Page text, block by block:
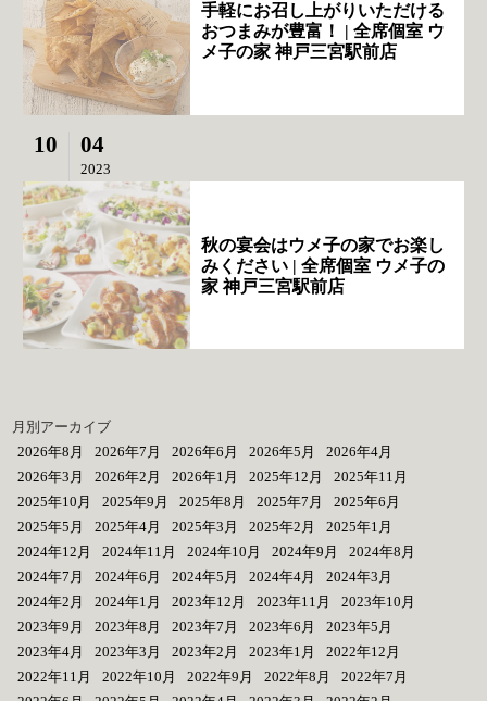
手軽にお召し上がりいただける
おつまみが豊富！ | 全席個室 ウ
メ子の家 神戸三宮駅前店
10 04
2023
秋の宴会はウメ子の家でお楽し
みください | 全席個室 ウメ子の
家 神戸三宮駅前店
月別アーカイブ
2026年8月
2026年7月 2026年6月 2026年5月
2026年4月
2026年3月
2026年2月 2026年1月 2025年12月
2025年11月
2025年10月
2025年9月 2025年8月 2025年7月
2025年6月
2025年5月
2025年4月 2025年3月 2025年2月
2025年1月
2024年12月
2024年11月 2024年10月 2024年9月
2024年8月
2024年7月
2024年6月 2024年5月 2024年4月
2024年3月
2024年2月
2024年1月 2023年12月 2023年11月
2023年10月
2023年9月
2023年8月 2023年7月 2023年6月
2023年5月
2023年4月
2023年3月 2023年2月 2023年1月
2022年12月
2022年11月
2022年10月 2022年9月 2022年8月
2022年7月